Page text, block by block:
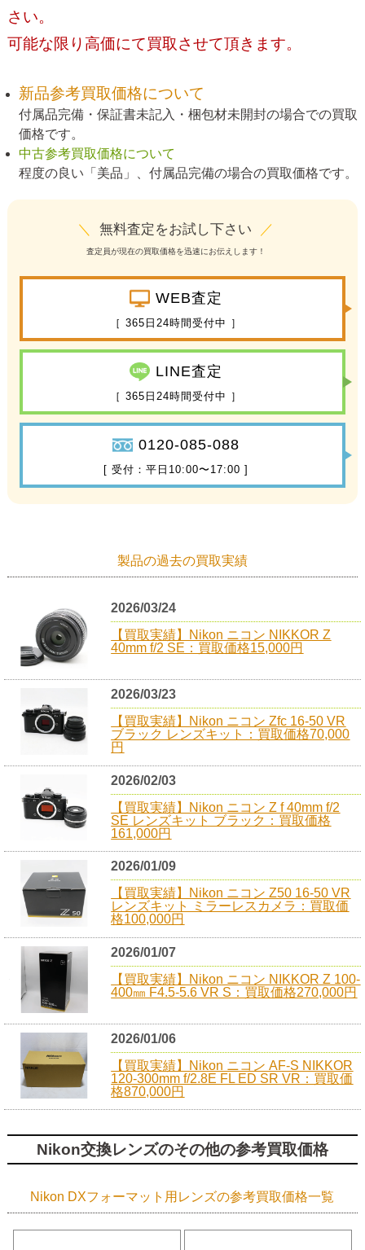
さい。
可能な限り高価にて買取させて頂きます。
新品参考買取価格について
付属品完備・保証書未記入・梱包材未開封の場合での買取
価格です。
中古参考買取価格について
程度の良い「美品」、付属品完備の場合の買取価格です。
＼ 無料査定をお試し下さい ／
査定員が現在の買取価格を迅速にお伝えします！
WEB査定
［ 365日24時間受付中 ］
LINE査定
［ 365日24時間受付中 ］
0120-085-088
[ 受付：平日10:00〜17:00 ]
製品の過去の買取実績
2026/03/24
【買取実績】Nikon ニコン NIKKOR Z
40mm f/2 SE：買取価格15,000円
2026/03/23
【買取実績】Nikon ニコン Zfc 16-50 VR
ブラック レンズキット：買取価格70,000
円
2026/02/03
【買取実績】Nikon ニコン Z f 40mm f/2
SE レンズキット ブラック：買取価格
161,000円
2026/01/09
【買取実績】Nikon ニコン Z50 16-50 VR
レンズキット ミラーレスカメラ：買取価
格100,000円
2026/01/07
【買取実績】Nikon ニコン NIKKOR Z 100-
400㎜ F4.5-5.6 VR S：買取価格270,000円
2026/01/06
【買取実績】Nikon ニコン AF-S NIKKOR
120-300mm f/2.8E FL ED SR VR：買取価
格870,000円
Nikon交換レンズのその他の参考買取価格
Nikon DXフォーマット用レンズの参考買取価格一覧